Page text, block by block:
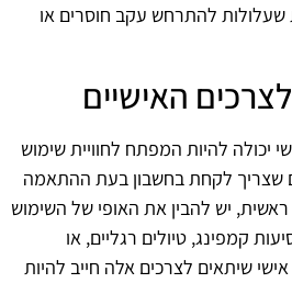
שעלולות להתרחש עקב חוסרים או
האישיים
יכולה להיות המפתח לחוויית שימוש
שצריך לקחת בחשבון בעת ההתאמה
יש להבין את האופי של השימוש
קמפינג, טיולים רגליים, או
אישי שיתאים לצרכים אלה חייב להיות